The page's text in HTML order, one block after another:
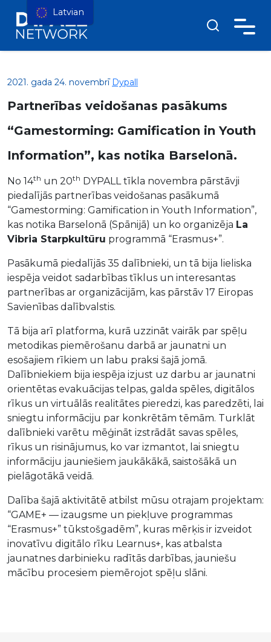
2021. gada 24. novembrī Dypall
Partnerības veidošanas pasākums
“Gamestorming: Gamification in Youth
Information”, kas notika Barselonā.
No 14th un 20th DYPALL tīkla novembra pārstāvji
piedalījās partnerības veidošanas pasākumā
“Gamestorming: Gamification in Youth Information”,
kas notika Barselonā (Spānijā) un ko organizēja La
Vibria Starpkultūru programmā “Erasmus+”.
Pasākumā piedalījās 35 dalībnieki, un tā bija lieliska
iespēja veidot sadarbības tīklus un interesantas
partnerības ar organizācijām, kas pārstāv 17 Eiropas
Savienības dalībvalstis.
Tā bija arī platforma, kurā uzzināt vairāk par spēļu
metodikas piemērošanu darbā ar jaunatni un
esošajiem rīkiem un labu praksi šajā jomā.
Dalībniekiem bija iespēja izjust uz darbu ar jaunatni
orientētas evakuācijas telpas, galda spēles, digitālos
rīkus un virtuālās realitātes pieredzi, kas paredzēti, lai
sniegtu informāciju par konkrētām tēmām. Turklāt
dalībnieki varētu mēģināt izstrādāt savas spēles,
rīkus un risinājumus, ko var izmantot, lai sniegtu
informāciju jauniešiem jaukākākā, saistošākā un
pielāgotākā veidā.
Dalība šajā aktivitātē atbilst mūsu otrajam projektam:
“GAME+ — izaugsme un piekļuve programmas
“Erasmus+” tūkstošgadēm”, kuras mērķis ir izveidot
inovatīvu digitālo rīku Learnus+, kas atbalsta
jaunatnes darbinieku radītās darbības, jauniešu
mācību procesiem piemērojot spēļu slāni.
Latvian